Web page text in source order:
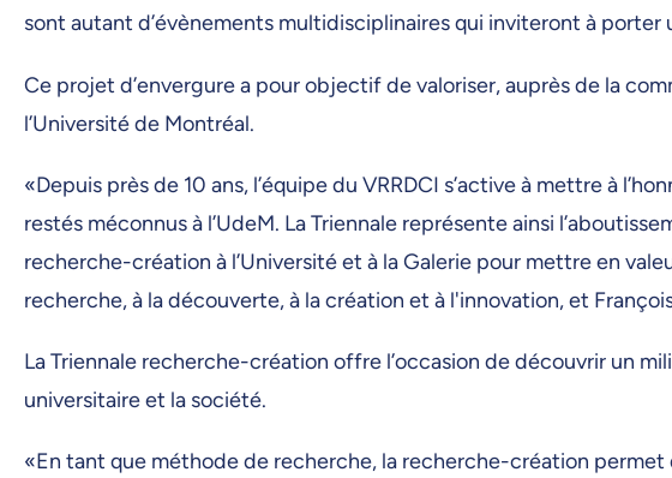
sont autant d’évènements multidisciplinaires qui inviteront à
Ce projet d’envergure a pour objectif de valoriser, auprès de la
l’Université de Montréal.
«Depuis près de 10 ans, l’équipe du VRRDCI s’active à mettre à
restés méconnus à l’UdeM. La Triennale représente ainsi
recherche-création à l’Université et à la Galerie pour mettre en
recherche, à la découverte, à la création et à l'innovation, et
La Triennale recherche-création offre l’occasion de découvrir un
universitaire et la société.
«En tant que méthode de recherche, la recherche-création